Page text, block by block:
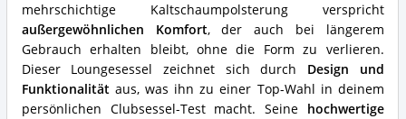
mehrschichtige Kaltschaumpolsterung verspricht
außergewöhnlichen Komfort, der auch bei längerem
Gebrauch erhalten bleibt, ohne die Form zu verlieren.
Dieser Loungesessel zeichnet sich durch Design und
Funktionalitätaus, was ihn zu einer Top-Wahl in deinem
persönlichen Clubsessel-Test macht. Seine
hochwertige